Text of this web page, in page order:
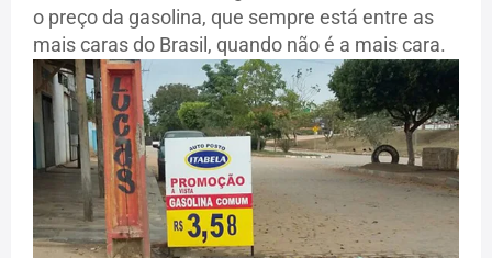
o preço da gasolina, que sempre está entre as
mais caras do Brasil, quando não é a mais cara.